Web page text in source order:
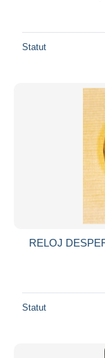
Statut
RELOJ
Statut